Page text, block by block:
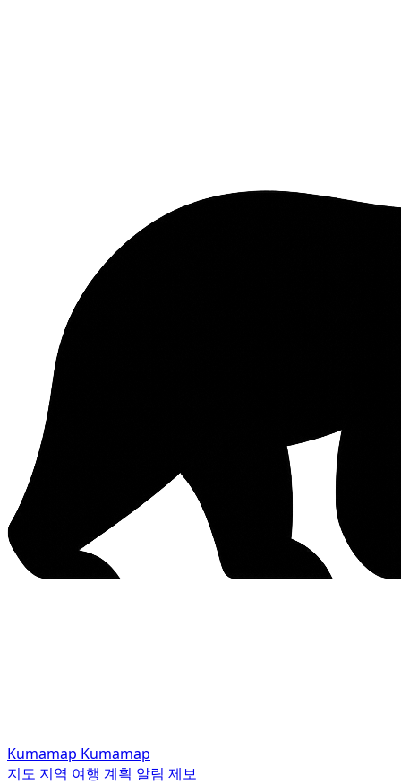
Kumamap Kumamap
지도 지역 여행 계획 알림 제보